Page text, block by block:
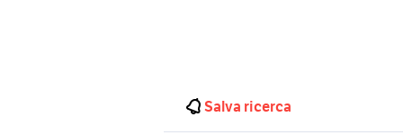
Salva ricerca